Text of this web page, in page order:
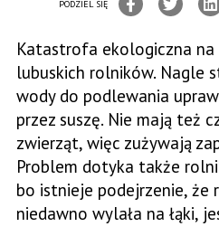
PODZIEL SIĘ
Katastrofa ekologiczna na
lubuskich rolników. Nagle
wody do podlewania
przez suszę. Nie mają też
zwierząt, więc zużywają
Problem dotyka także
bo istnieje podejrzenie, że
niedawno wylała na łąki,